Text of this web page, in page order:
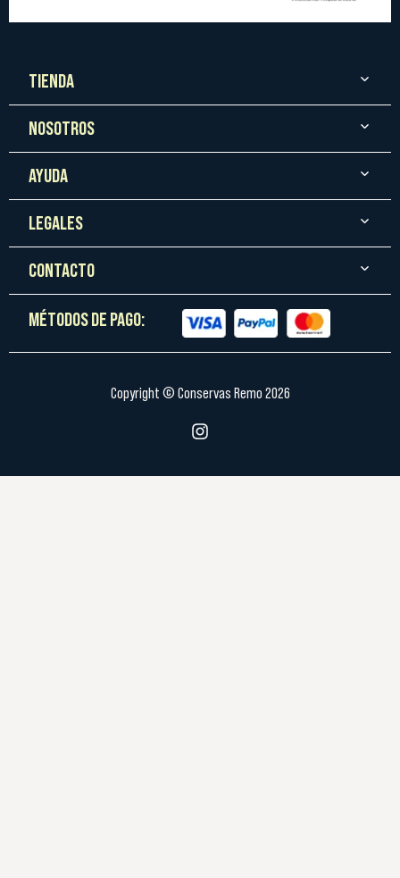
TIENDA
NOSOTROS
AYUDA
LEGALES
CONTACTO
MÉTODOS DE PAGO:
Copyright © Conservas Remo 2026